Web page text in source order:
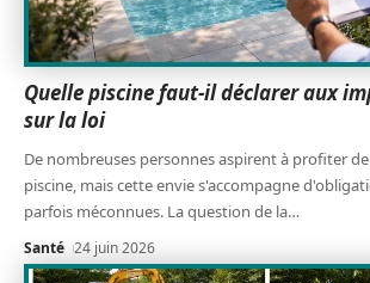
Quelle piscine faut-il déclarer aux
sur la loi
De nombreuses personnes aspirent à profiter
piscine, mais cette envie s'accompagne
parfois méconnues. La question de la…
Santé 24 juin 2026